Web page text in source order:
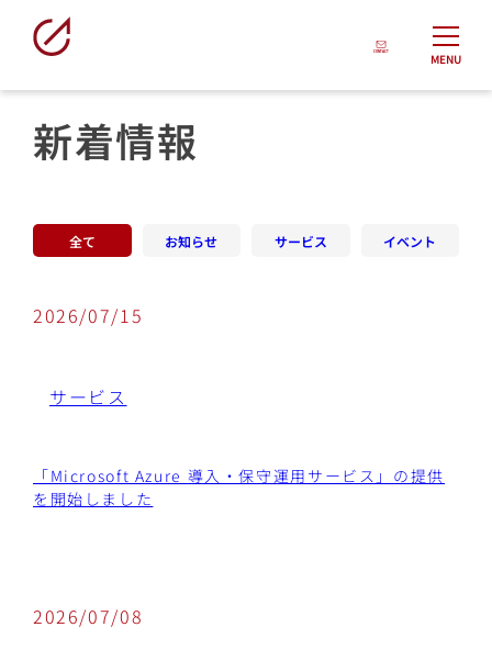
MENU
新着情報
2026/07/15
サービス
「Microsoft Azure 導入・保守運用サービス」の提供
を開始しました
2026/07/08